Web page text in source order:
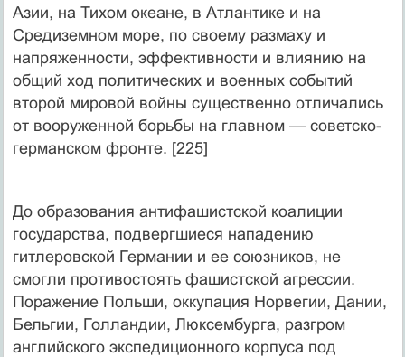
Азии, на Тихом океане, в Атлантике и на
Средиземном море, по своему размаху и
напряженности, эффективности и влиянию на
общий ход политических и военных событий
второй мировой войны существенно отличались
от вооруженной борьбы на главном — советско-
германском фронте. [225]
До образования антифашистской коалиции
государства, подвергшиеся нападению
гитлеровской Германии и ее союзников, не
смогли противостоять фашистской агрессии.
Поражение Польши, оккупация Норвегии, Дании,
Бельгии, Голландии, Люксембурга, разгром
английского экспедиционного корпуса под